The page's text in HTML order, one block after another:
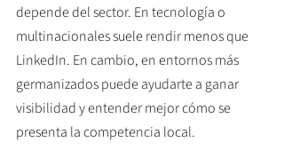
depende del sector. En tecnología o
multinacionales suele rendir menos que
LinkedIn. En cambio, en entornos más
germanizados puede ayudarte a ganar
visibilidad y entender mejor cómo se
presenta la competencia local.